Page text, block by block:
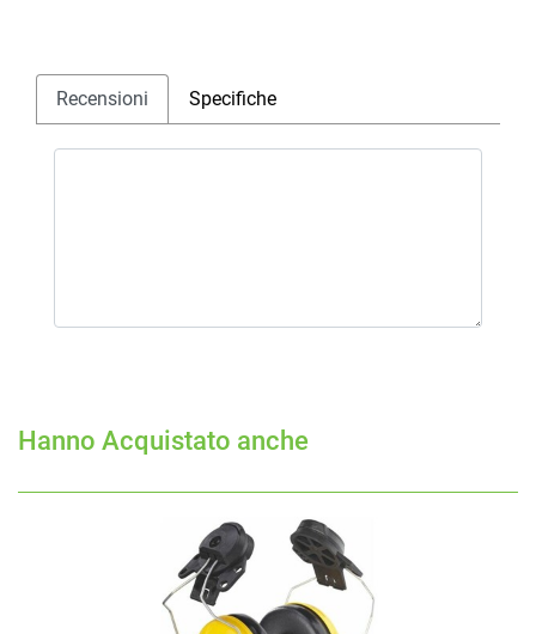
Recensioni Specifiche
Hanno Acquistato anche